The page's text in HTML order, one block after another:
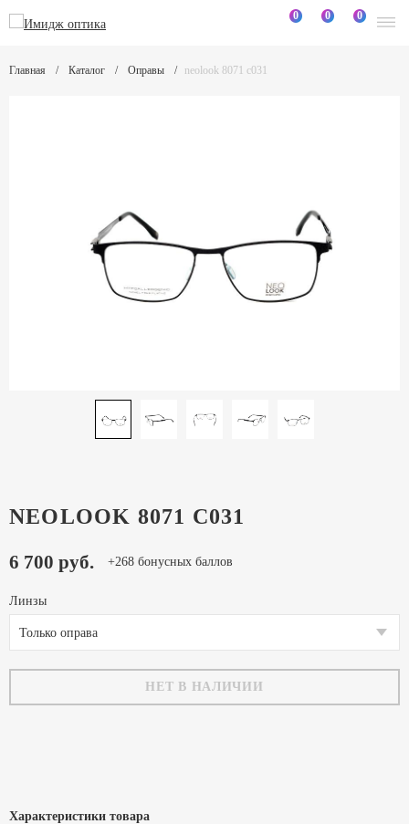
0 0 0
Главная Каталог Оправы neolook 8071 c031
NEOLOOK 8071 C031
6 700 руб. +268 бонусных баллов
Линзы
Только оправа
НЕТ В НАЛИЧИИ
Характеристики товара